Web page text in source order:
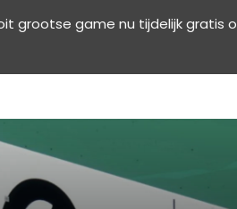
grootse game nu tijdelijk gratis